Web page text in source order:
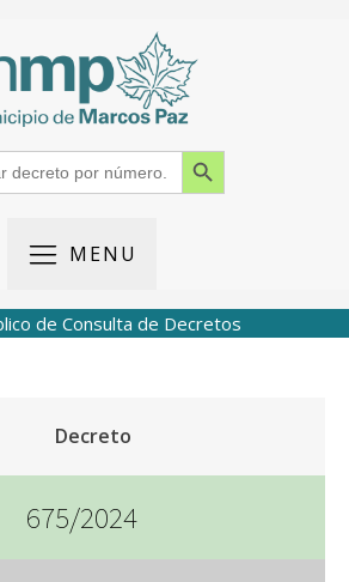
Search Button
MENU
de Consulta de Decretos
Decreto
675/2024